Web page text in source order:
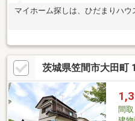
マイホーム探しは、ひだまりハウ
茨城県笠間市大田町
間取